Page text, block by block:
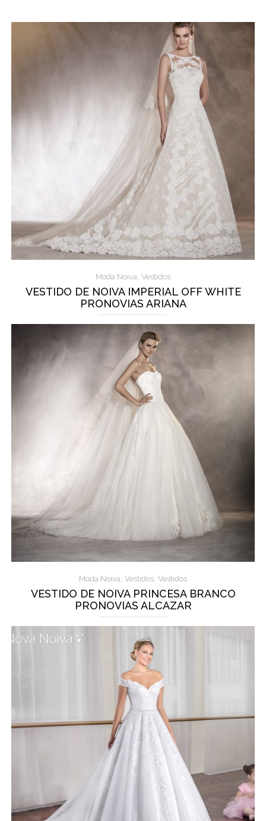
Moda Noiva, Vestidos
VESTIDO DE NOIVA IMPERIAL OFF WHITE
PRONOVIAS ARIANA
Moda Noiva, Vestidos, Vestidos
VESTIDO DE NOIVA PRINCESA BRANCO
PRONOVIAS ALCAZAR